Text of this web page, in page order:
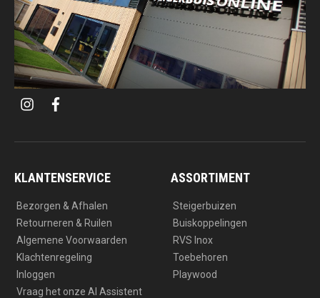
i
t
a
a
m
f
e
b
k
KLANTENSERVICE
Bezorgen & Afhalen
Retourneren & Ruilen
Algemene Voorwaarden
Klachtenregeling
Inloggen
Vraag het onze AI Assistent
ASSORTIMENT
Steigerbuizen
Buiskoppelingen
RVS Inox
Toebehoren
Playwood